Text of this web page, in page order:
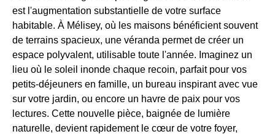
est l'augmentation substantielle de votre surface
habitable. À Mélisey, où les maisons bénéficient souvent
de terrains spacieux, une véranda permet de créer un
espace polyvalent, utilisable toute l'année. Imaginez un
lieu où le soleil inonde chaque recoin, parfait pour vos
petits-déjeuners en famille, un bureau inspirant avec vue
sur votre jardin, ou encore un havre de paix pour vos
lectures. Cette nouvelle pièce, baignée de lumière
naturelle, devient rapidement le cœur de votre foyer,